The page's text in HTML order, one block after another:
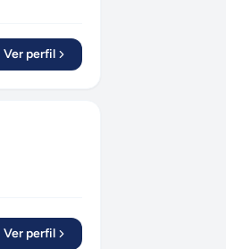
Ver perfil
Ver perfil